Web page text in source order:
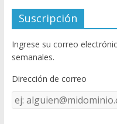
e
b
o
o
k
itt
er
u
T
u
e
C
Suscripción
Ingrese su correo
semanales.
Dirección de correo
Dirección
de